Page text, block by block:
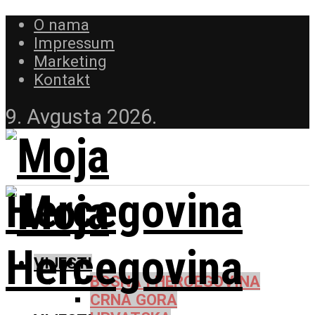
O nama
Impressum
Marketing
Kontakt
9. Avgusta 2026.
VIJESTI
BOSNA I HERCEGOVINA
CRNA GORA